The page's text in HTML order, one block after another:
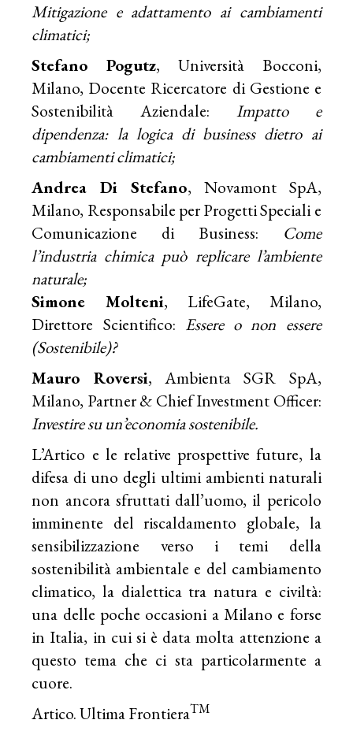
Mitigazione e adattamento ai cambiamenti
climatici;
Stefano Pogutz, Università Bocconi,
Milano, Docente Ricercatore di Gestione e
Sostenibilità Aziendale: Impatto e
dipendenza: la logica di business dietro ai
cambiamenti climatici;
Andrea Di Stefano, Novamont SpA,
Milano, Responsabile per Progetti Speciali e
Comunicazione di Business: Come
l’industria chimica può replicare l’ambiente
naturale;
Simone Molteni, LifeGate, Milano,
Direttore Scientifico: Essere o non essere
(Sostenibile)?
Mauro Roversi, Ambienta SGR SpA,
Milano, Partner & Chief Investment Officer:
Investire su un’economia sostenibile.
L’Artico e le relative prospettive future, la
difesa di uno degli ultimi ambienti naturali
non ancora sfruttati dall’uomo, il pericolo
imminente del riscaldamento globale, la
sensibilizzazione verso i temi della
sostenibilità ambientale e del cambiamento
climatico, la dialettica tra natura e civiltà:
una delle poche occasioni a Milano e forse
in Italia, in cui si è data molta attenzione a
questo tema che ci sta particolarmente a
cuore.
Artico. Ultima FrontieraTM